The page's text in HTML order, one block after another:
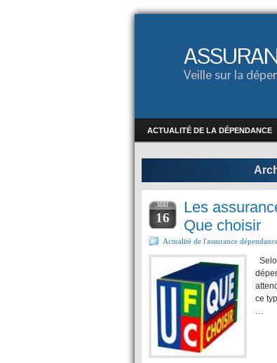
Veille sur la
ACTUALITÉ DE LA DÉPENDANCE
MAI
16
Les
Que choisir
Actualité de l'assurance
ce
…